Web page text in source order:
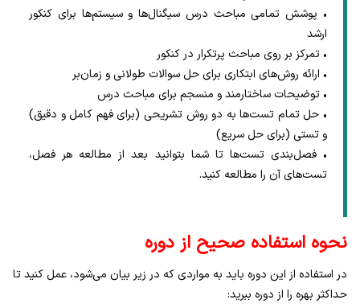
• پوشش تمامی مباحث درس سیگنال‌ها و سیستم‌ها برای کنکور
ارشد
• تمرکز بر روی مباحث پرتکرار در کنکور
• ارائه روش‌های ابتکاری برای حل سوالات طولانی و زمان‌بر
• توضیحات ساختارمند و منسجم برای مباحث درس
• حل تمام تست‌ها به دو روش تشریحی (برای فهم کامل و دقیق)
و تستی (برای حل سریع)
• فصل‌بندی تست‌ها تا شما بتوانید بعد از مطالعه هر فصل،
تست‌های آن را مطالعه کنید.
نحوه استفاده صحیح از دوره
در استفاده از این دوره باید به مواردی که در زیر بیان می‌شود، عمل کنید تا
حداکثر بهره را از دوره ببرید: